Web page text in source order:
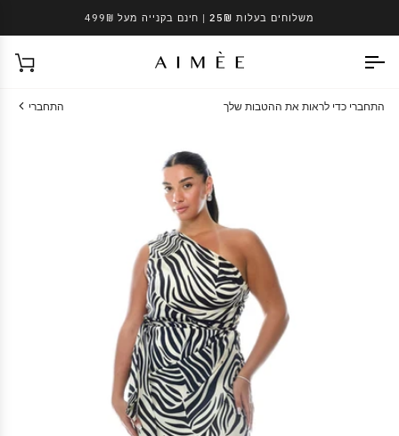
content
משלוחים בעלות 25₪ | חינם בקנייה מעל 499₪
התחברי כדי לראות את ההטבות שלך התחברי